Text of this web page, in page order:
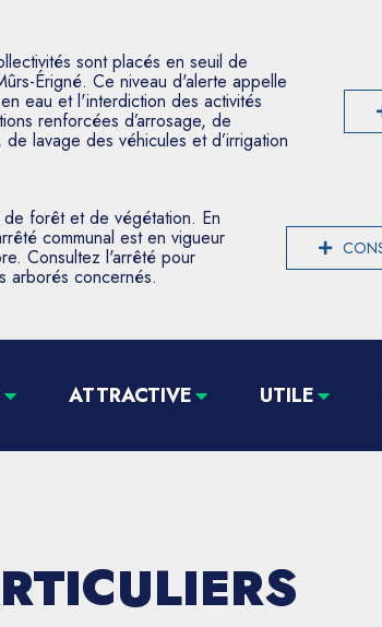
sont placés en seuil de
Érigné. Ce niveau d'alerte appelle
eau et l'interdiction des activités
renforcées d’arrosage, de
lavage des véhicules et d’irrigation
forêt et de végétation. En
communal est en vigueur
Consultez l'arrêté pour
arborés concernés.
ATTRACTIVE UTILE